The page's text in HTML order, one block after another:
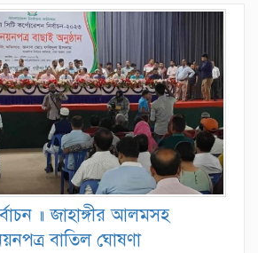
॥ জাহাঙ্গীর আলমসহ
বাতিল ঘোষণা